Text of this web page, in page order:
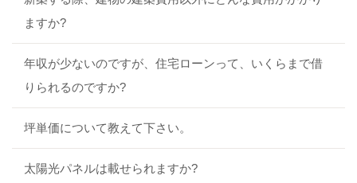
ますか?
年収が少ないのですが、住宅ローンって、いくらまで借
りられるのですか?
坪単価について教えて下さい。
太陽光パネルは載せられますか?